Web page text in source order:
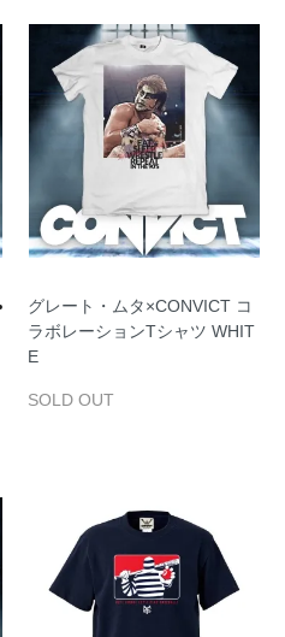
グレート・ムタ×CONVICT コ
ラボレーションTシャツ WHIT
E
SOLD OUT